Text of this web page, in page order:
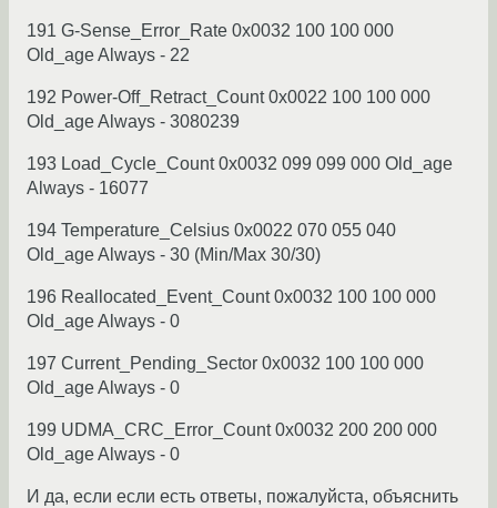
191 G-Sense_Error_Rate 0x0032 100 100 000
Old_age Always - 22
192 Power-Off_Retract_Count 0x0022 100 100 000
Old_age Always - 3080239
193 Load_Cycle_Count 0x0032 099 099 000 Old_age
Always - 16077
194 Temperature_Celsius 0x0022 070 055 040
Old_age Always - 30 (Min/Max 30/30)
196 Reallocated_Event_Count 0x0032 100 100 000
Old_age Always - 0
197 Current_Pending_Sector 0x0032 100 100 000
Old_age Always - 0
199 UDMA_CRC_Error_Count 0x0032 200 200 000
Old_age Always - 0
И да, если если есть ответы, пожалуйста, объяснить